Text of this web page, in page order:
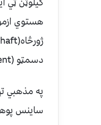
هستوي
دسمټو (Cement) په اچولوسره کلک بندشو.
په مذهبي
ساينس